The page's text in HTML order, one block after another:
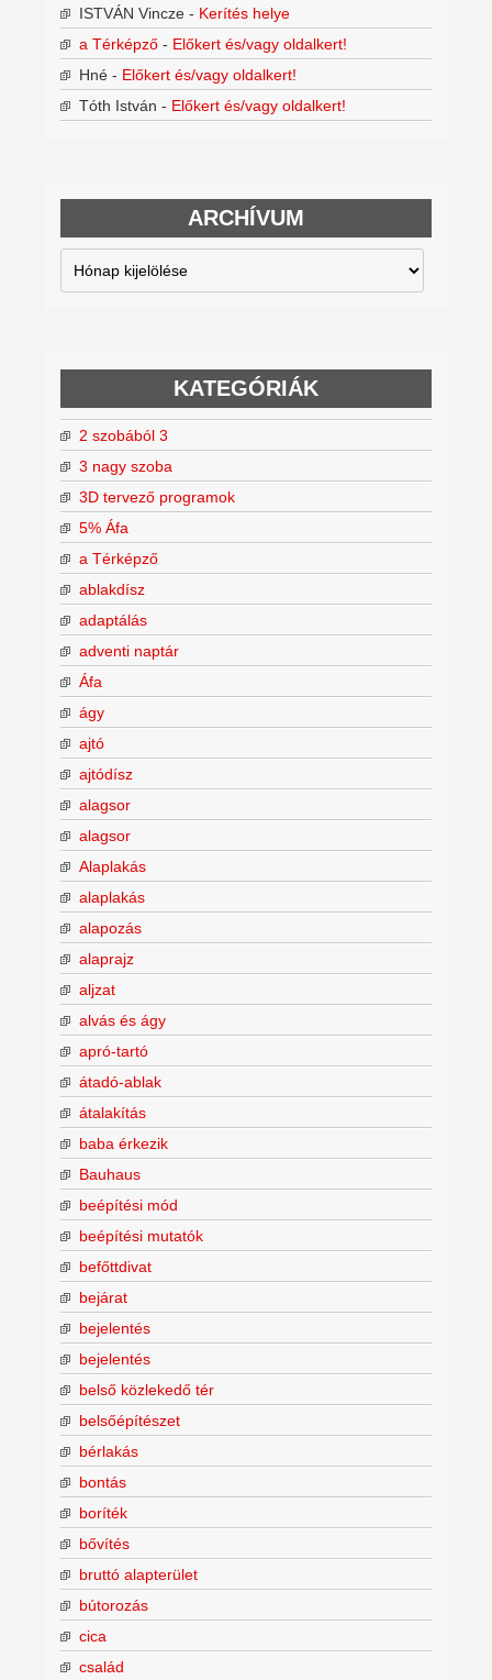
ISTVÁN Vincze - Kerítés helye
a Térképző - Előkert és/vagy oldalkert!
Hné - Előkert és/vagy oldalkert!
Tóth István - Előkert és/vagy oldalkert!
ARCHÍVUM
Archívum
KATEGÓRIÁK
2 szobából 3
3 nagy szoba
3D tervező programok
5% Áfa
a Térképző
ablakdísz
adaptálás
adventi naptár
Áfa
ágy
ajtó
ajtódísz
alagsor
alagsor
Alaplakás
alaplakás
alapozás
alaprajz
aljzat
alvás és ágy
apró-tartó
átadó-ablak
átalakítás
baba érkezik
Bauhaus
beépítési mód
beépítési mutatók
befőttdivat
bejárat
bejelentés
bejelentés
belső közlekedő tér
belsőépítészet
bérlakás
bontás
boríték
bővítés
bruttó alapterület
bútorozás
cica
család